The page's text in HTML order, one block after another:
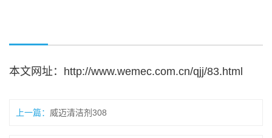
本文网址： http://www.wemec.com.cn/qjj/83.html
上一篇： 威迈清洁剂308